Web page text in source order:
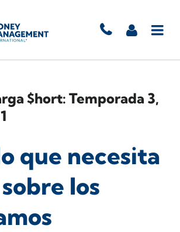
$hort: Temporada 3,
que necesita
los